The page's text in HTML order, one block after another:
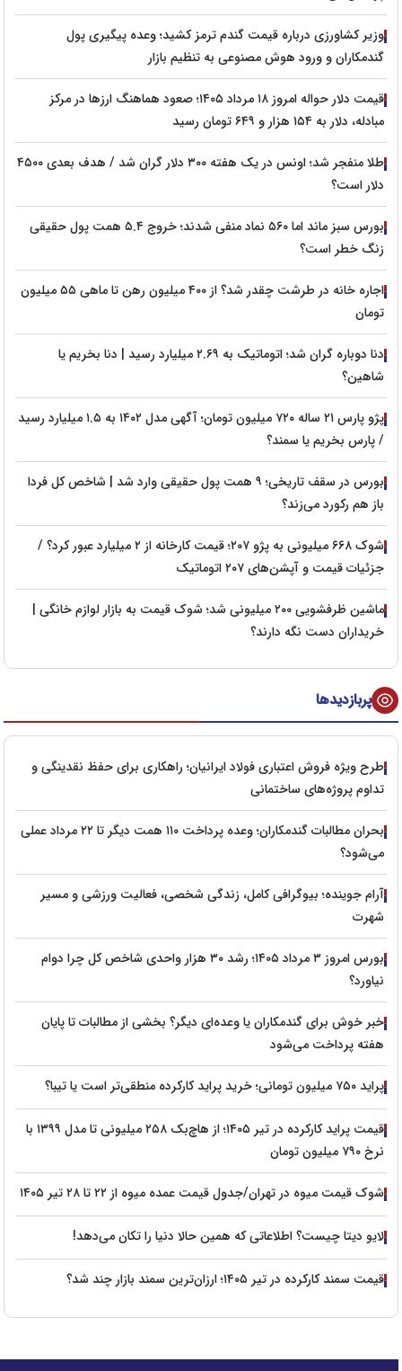
وزیر کشاورزی درباره قیمت گندم ترمز کشید؛ وعده پیگیری پول
گندمکاران و ورود هوش مصنوعی به تنظیم بازار
قیمت دلار حواله امروز ۱۸ مرداد ۱۴۰۵؛ صعود هماهنگ ارزها در مرکز
مبادله، دلار به ۱۵۴ هزار و ۶۴۹ تومان رسید
طلا منفجر شد؛ اونس در یک هفته ۳۰۰ دلار گران شد / هدف بعدی ۴۵۰۰
دلار است؟
بورس سبز ماند اما ۵۶۰ نماد منفی شدند؛ خروج ۵.۴ همت پول حقیقی
زنگ خطر است؟
اجاره خانه در طرشت چقدر شد؟ از ۴۰۰ میلیون رهن تا ماهی ۵۵ میلیون
تومان
دنا دوباره گران شد؛ اتوماتیک به ۲.۶۹ میلیارد رسید | دنا بخریم یا
شاهین؟
پژو پارس ۲۱ ساله ۷۲۰ میلیون تومان؛ آگهی مدل ۱۴۰۲ به ۱.۵ میلیارد رسید
/ پارس بخریم یا سمند؟
بورس در سقف تاریخی؛ ۹ همت پول حقیقی وارد شد | شاخص کل فردا
باز هم رکورد می‌زند؟
شوک ۶۶۸ میلیونی به پژو ۲۰۷؛ قیمت کارخانه از ۲ میلیارد عبور کرد؟ /
جزئیات قیمت و آپشن‌های ۲۰۷ اتوماتیک
ماشین ظرفشویی ۲۰۰ میلیونی شد؛ شوک قیمت به بازار لوازم خانگی |
خریداران دست نگه دارند؟
پربازدیدها
طرح ویژه فروش اعتباری فولاد ایرانیان؛ راهکاری برای حفظ نقدینگی و
تداوم پروژه‌های ساختمانی
بحران مطالبات گندمکاران؛ وعده پرداخت ۱۱۰ همت دیگر تا ۲۲ مرداد عملی
می‌شود؟
آرام جوینده؛ بیوگرافی کامل، زندگی شخصی، فعالیت ورزشی و مسیر
شهرت
بورس امروز ۳ مرداد ۱۴۰۵؛ رشد ۳۰ هزار واحدی شاخص کل چرا دوام
نیاورد؟
خبر خوش برای گندمکاران یا وعده‌ای دیگر؟ بخشی از مطالبات تا پایان
هفته پرداخت می‌شود
پراید ۷۵۰ میلیون تومانی؛ خرید پراید کارکرده منطقی‌تر است یا تیبا؟
قیمت پراید کارکرده در تیر ۱۴۰۵؛ از هاچ‌بک ۲۵۸ میلیونی تا مدل ۱۳۹۹ با
نرخ ۷۹۰ میلیون تومان
شوک قیمت میوه در تهران/جدول قیمت عمده میوه از ۲۲ تا ۲۸ تیر ۱۴۰۵
لایو دیتا چیست؟ اطلاعاتی که همین حالا دنیا را تکان می‌دهد!
قیمت سمند کارکرده در تیر ۱۴۰۵؛ ارزان‌ترین سمند بازار چند شد؟